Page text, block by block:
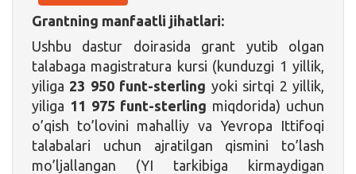
Grantning manfaatli jihatlari:
Ushbu dastur doirasida grant yutib olgan
talabaga magistratura kursi (kunduzgi 1 yillik,
yiliga 23 950 funt-sterling yoki sirtqi 2 yillik,
yiliga 11 975 funt-sterling miqdorida) uchun
o’qish to’lovini mahalliy va Yevropa Ittifoqi
talabalari uchun ajratilgan qismini to’lash
mo’ljallangan (YI tarkibiga kirmaydigan